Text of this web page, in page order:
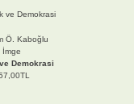
Ö. Kaboğlu
İmge
Demokrasi